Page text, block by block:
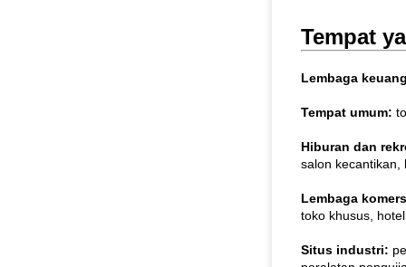
Tempat
Lembaga
Tempat umum:
Hiburan dan
salon kecantikan,
Lembaga
toko khusus,
Situs industri: